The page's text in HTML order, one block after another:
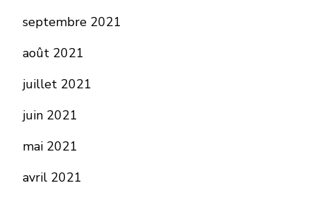
septembre 2021
août 2021
juillet 2021
juin 2021
mai 2021
avril 2021